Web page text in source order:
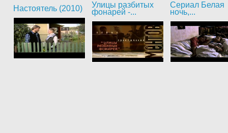
Настоятель (2010)
Улицы разбитых
фонарей -...
Сериал Белая
ночь,...